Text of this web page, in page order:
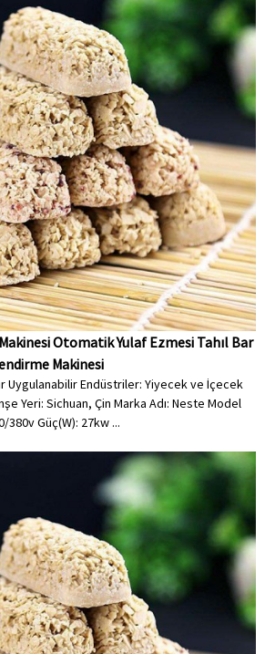
Otomatik Yulaf Ezmesi Tahıl Bar
Makinesi
Uygulanabilir Endüstriler: Yiyecek ve İçecek
Yeri: Sichuan, Çin Marka Adı: Neste Model
380v Güç(W): 27kw ...